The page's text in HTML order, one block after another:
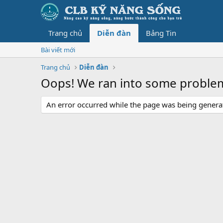
Trang chủ Diễn đàn Bảng Tin
Bài viết mới
Trang chủ
Diễn đàn
Oops! We ran into some
An error occurred while the page was being